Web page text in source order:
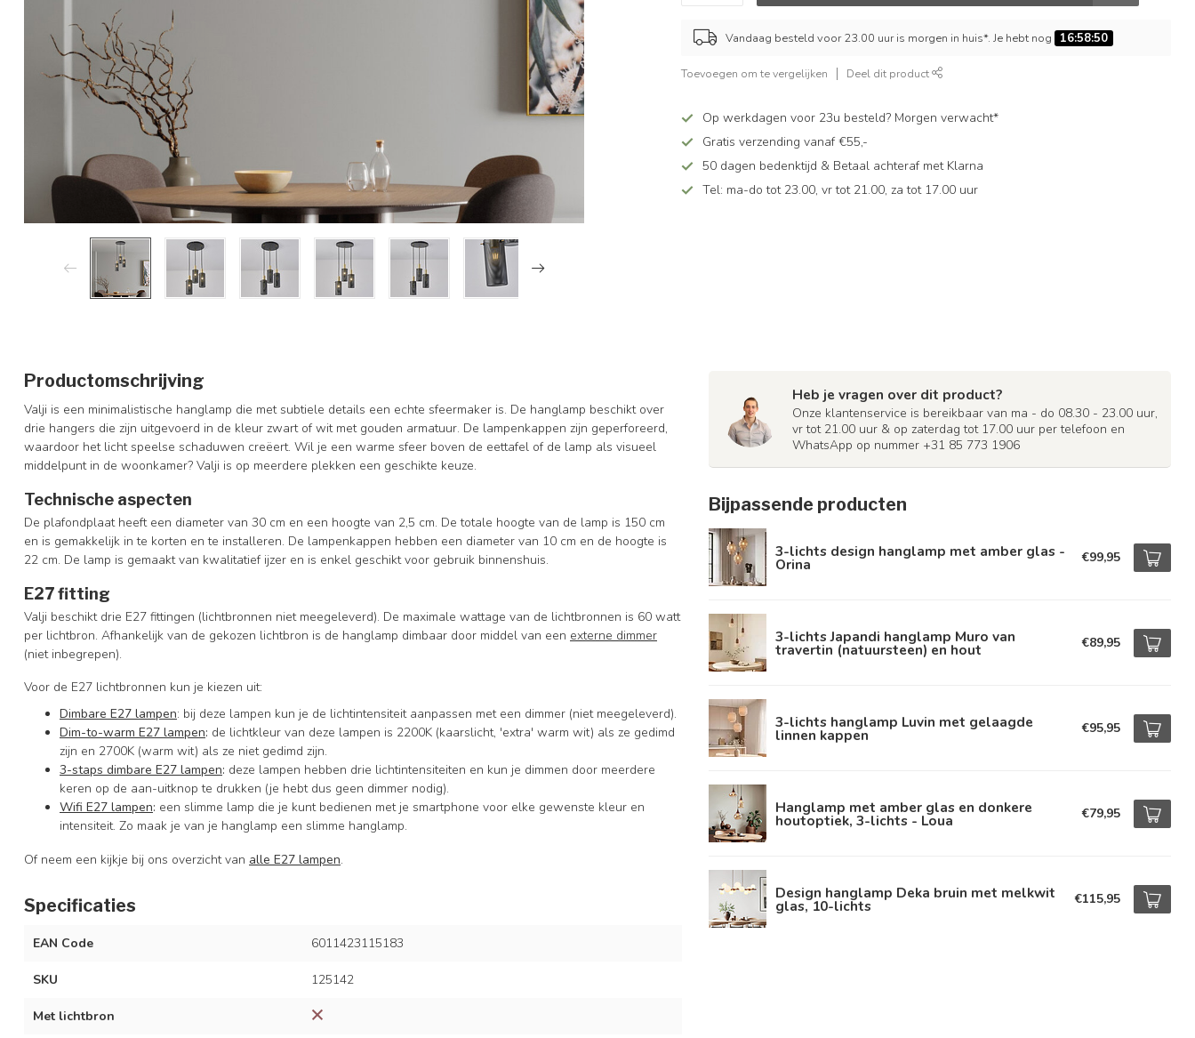
Vandaag besteld voor 23.00 uur is morgen in huis*. Je hebt nog 16:58:49
Toevoegen om te vergelijken Deel dit product
Op werkdagen voor 23u besteld? Morgen verwacht*
Gratis verzending vanaf €55,-
50 dagen bedenktijd & Betaal achteraf met Klarna
Tel: ma-do tot 23.00, vr tot 21.00, za tot 17.00 uur
Productomschrijving
Valji is een minimalistische hanglamp die met subtiele details een echte sfeermaker is. De hanglamp beschikt over
drie hangers die zijn uitgevoerd in de kleur zwart of wit met gouden armatuur. De lampenkappen zijn geperforeerd,
waardoor het licht speelse schaduwen creëert. Wil je een warme sfeer boven de eettafel of de lamp als visueel
middelpunt in de woonkamer? Valji is op meerdere plekken een geschikte keuze.
Technische aspecten
De plafondplaat heeft een diameter van 30 cm en een hoogte van 2,5 cm. De totale hoogte van de lamp is 150 cm
en is gemakkelijk in te korten en te installeren. De lampenkappen hebben een diameter van 10 cm en de hoogte is
22 cm. De lamp is gemaakt van kwalitatief ijzer en is enkel geschikt voor gebruik binnenshuis.
E27 fitting
Valji beschikt drie E27 fittingen (lichtbronnen niet meegeleverd). De maximale wattage van de lichtbronnen is 60 watt
per lichtbron. Afhankelijk van de gekozen lichtbron is de hanglamp dimbaar door middel van een externe dimmer
(niet inbegrepen).
Voor de E27 lichtbronnen kun je kiezen uit:
Dimbare E27 lampen: bij deze lampen kun je de lichtintensiteit aanpassen met een dimmer (niet meegeleverd).
Dim-to-warm E27 lampen: de lichtkleur van deze lampen is 2200K (kaarslicht, 'extra' warm wit) als ze gedimd
zijn en 2700K (warm wit) als ze niet gedimd zijn.
3-staps dimbare E27 lampen: deze lampen hebben drie lichtintensiteiten en kun je dimmen door meerdere
keren op de aan-uitknop te drukken (je hebt dus geen dimmer nodig).
Wifi E27 lampen: een slimme lamp die je kunt bedienen met je smartphone voor elke gewenste kleur en
intensiteit. Zo maak je van je hanglamp een slimme hanglamp.
Of neem een kijkje bij ons overzicht van alle E27 lampen.
Specificaties
EAN Code 6011423115183
SKU 125142
Met lichtbron
Heb je vragen over dit product?
Onze klantenservice is bereikbaar van ma - do 08.30 - 23.00 uur,
vr tot 21.00 uur & op zaterdag tot 17.00 uur per telefoon en
WhatsApp op nummer +31 85 773 1906
Bijpassende producten
3-lichts design hanglamp met amber glas -
Orina €99,95
3-lichts Japandi hanglamp Muro van
travertin (natuursteen) en hout €89,95
3-lichts hanglamp Luvin met gelaagde
linnen kappen €95,95
Hanglamp met amber glas en donkere
houtoptiek, 3-lichts - Loua €79,95
Design hanglamp Deka bruin met melkwit
glas, 10-lichts €115,95